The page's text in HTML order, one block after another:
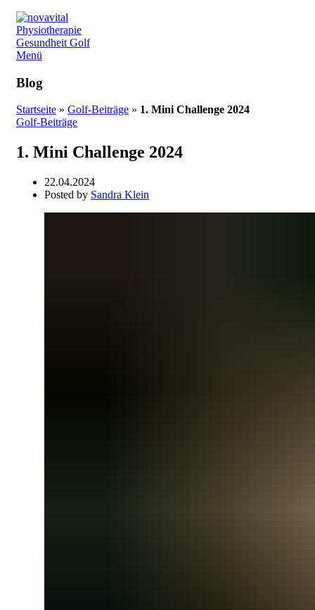
Menü
Blog
Startseite » Golf-Beiträge » 1. Mini Challenge 2024
Golf-Beiträge
1. Mini Challenge 2024
22.04.2024
Posted by Sandra Klein